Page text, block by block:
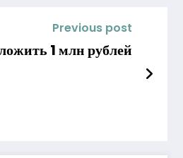
Previous post
1 млн рублей